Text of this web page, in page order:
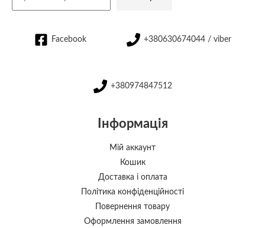
Facebook +380630674044 / viber
+380974847512
Інформація
Мій аккаунт
Кошик
Доставка і оплата
Політика конфіденційності
Повернення товару
Оформлення замовлення